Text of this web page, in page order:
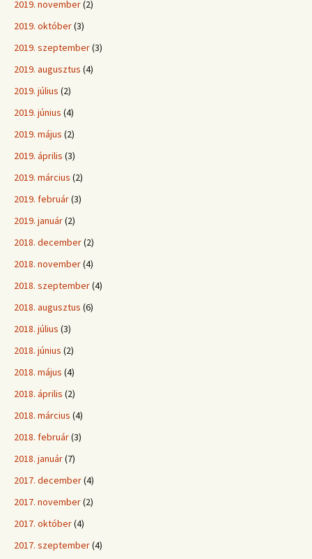
2019. november(2)
2019. október(3)
2019. szeptember(3)
2019. augusztus (4)
2019. július (2)
2019. június (4)
2019. május (2)
2019. április (3)
2019. március (2)
2019. február(3)
2019. január(2)
2018. december(2)
2018. november(4)
2018. szeptember(4)
2018. augusztus (6)
2018. július (3)
2018. június (2)
2018. május (4)
2018. április (2)
2018. március (4)
2018. február(3)
2018. január(7)
2017. december(4)
2017. november(2)
2017. október(4)
2017. szeptember(4)